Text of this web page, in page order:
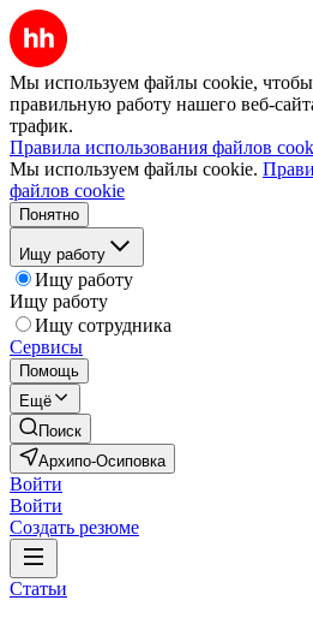
Мы используем файлы cookie, чтобы
правильную работу нашего веб-
трафик.
Правила использования файлов
Мы используем файлы cookie.
файлов cookie
Понятно
Ищу работу
Ищу работу
Ищу работу
Ищу сотрудника
Сервисы
Помощь
Ещё
Поиск
Архипо-Осиповка
Войти
Войти
Создать резюме
Статьи